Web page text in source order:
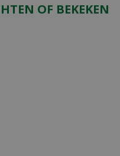
OF BEKEKEN